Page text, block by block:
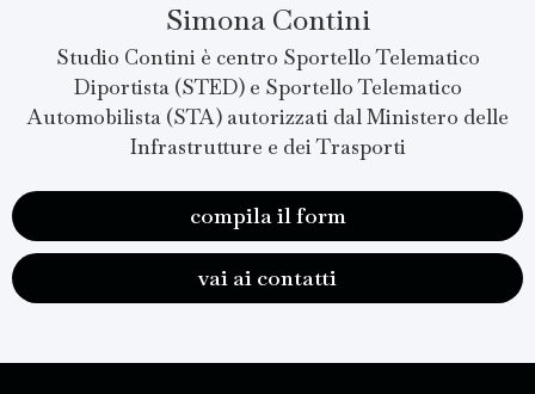
Simona Contini
Studio Contini è centro Sportello Telematico
Diportista (STED) e Sportello Telematico
Automobilista (STA) autorizzati dal Ministero delle
Infrastrutture e dei Trasporti
compila il form
vai ai contatti